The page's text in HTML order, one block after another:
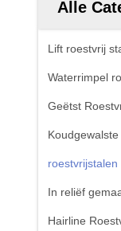
Alle
Lift roestvrij
Waterrimpel
Geëtst
In reliëf
Hairline